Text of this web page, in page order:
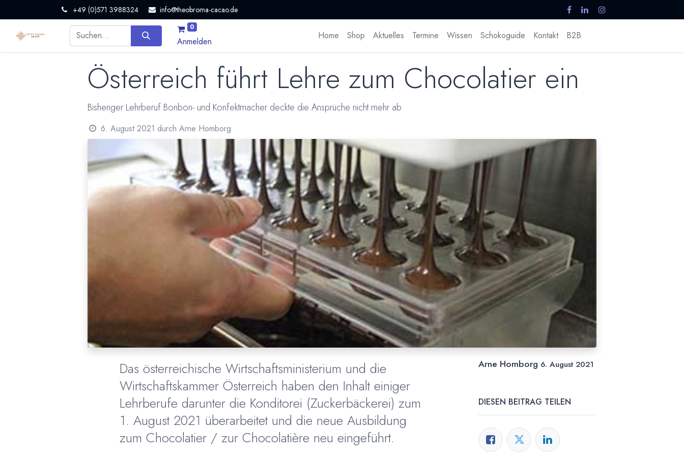
+49 (0)571 3988324 info@theobroma-cacao.de
0
Anmelden
Home Shop Aktuelles Termine Wissen Schokoguide Kontakt B2B
Österreich führt Lehre zum Chocolatier ein
Bisheriger Lehrberuf Bonbon- und Konfektmacher deckte die Ansprüche nicht mehr ab
6. August 2021 durch Arne Homborg
Das österreichische Wirtschaftsministerium und die
Wirtschaftskammer Österreich haben den Inhalt einiger
Lehrberufe darunter die Konditorei (Zuckerbäckerei) zum
1. August 2021 überarbeitet und die neue Ausbildung
zum Chocolatier / zur Chocolatière neu eingeführt.
Arne Homborg 6. August 2021
DIESEN BEITRAG TEILEN